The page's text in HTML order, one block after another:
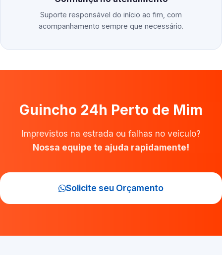
Suporte responsável do início ao fim, com
acompanhamento sempre que necessário.
Guincho 24h Perto de Mim
Imprevistos na estrada ou falhas no veículo?
Nossa equipe te ajuda rapidamente!
Solicite seu Orçamento